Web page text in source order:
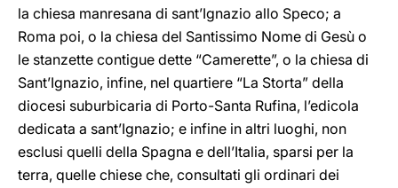
la chiesa manresana di sant’Ignazio allo Speco; a
Roma poi, o la chiesa del Santissimo Nome di Gesù o
le stanzette contigue dette “Camerette”, o la chiesa di
Sant’Ignazio, infine, nel quartiere “La Storta” della
diocesi suburbicaria di Porto-Santa Rufina, l’edicola
dedicata a sant’Ignazio; e infine in altri luoghi, non
esclusi quelli della Spagna e dell’Italia, sparsi per la
terra, quelle chiese che, consultati gli ordinari dei